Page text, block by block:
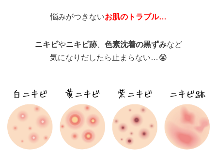
悩みがつきないお肌のトラブル…
ニキビやニキビ跡、 色素沈着の黒ずみなど
気になりだしたら止まらない…😭